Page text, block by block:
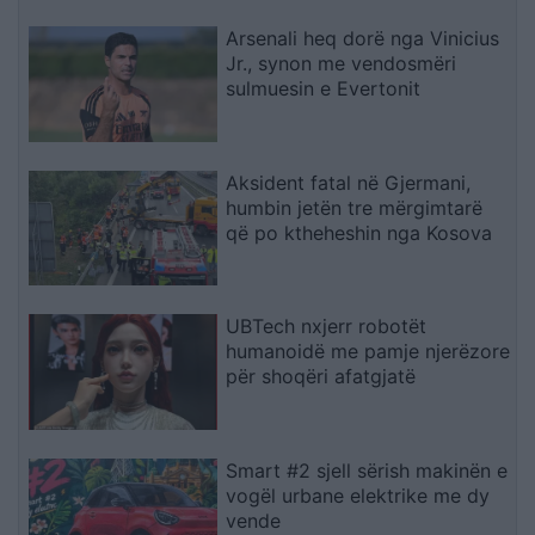
Arsenali heq dorë nga Vinicius
Jr., synon me vendosmëri
sulmuesin e Evertonit
Aksident fatal në Gjermani,
humbin jetën tre mërgimtarë
që po ktheheshin nga Kosova
UBTech nxjerr robotët
humanoidë me pamje njerëzore
për shoqëri afatgjatë
Smart #2 sjell sërish makinën e
vogël urbane elektrike me dy
vende